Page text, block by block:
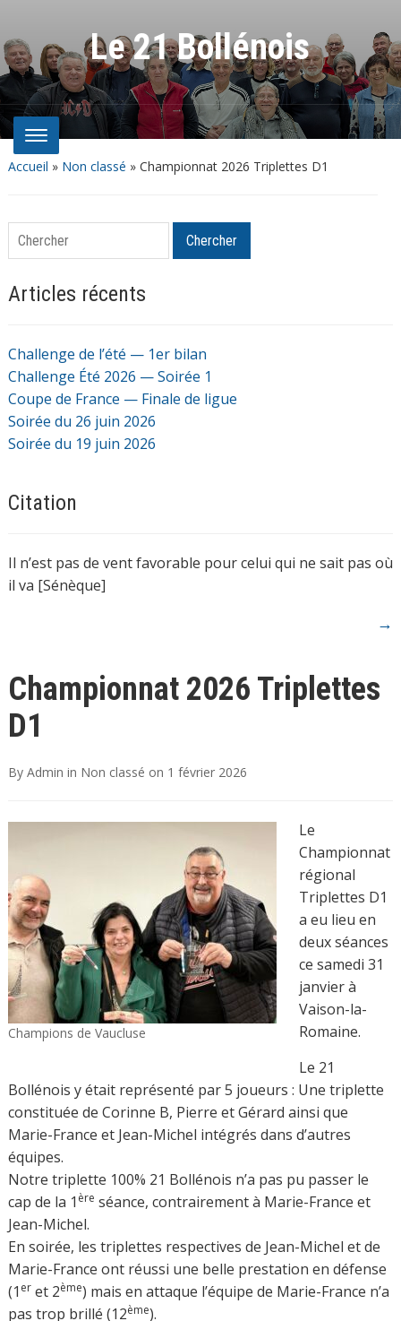
Le 21 Bollénois
Accueil » Non classé » Championnat 2026 Triplettes D1
Chercher Chercher
Articles récents
Challenge de l’été — 1er bilan
Challenge Été 2026 — Soirée 1
Coupe de France — Finale de ligue
Soirée du 26 juin 2026
Soirée du 19 juin 2026
Citation
Il n’est pas de vent favorable pour celui qui ne sait pas où
il va [Sénèque]
→
Championnat 2026 Triplettes
D1
By Admin in Non classé on 1 février 2026
Champions de Vaucluse
Le
Championnat
régional
Triplettes D1
a eu lieu en
deux séances
ce samedi 31
janvier à
Vaison-la-
Romaine.
Le 21
Bollénois y était représenté par 5 joueurs : Une triplette
constituée de Corinne B, Pierre et Gérard ainsi que
Marie-France et Jean-Michel intégrés dans d’autres
équipes.
Notre triplette 100% 21 Bollénois n’a pas pu passer le
cap de la 1 ère séance, contrairement à Marie-France et
Jean-Michel.
En soirée, les triplettes respectives de Jean-Michel et de
Marie-France ont réussi une belle prestation en défense
(1 eret 2ème) mais en attaque l’équipe de Marie-France n’a
pas trop brillé (12ème).